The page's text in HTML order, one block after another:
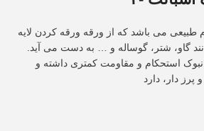
طبیعی می باشد که از ورقه ورقه کردن لایه
گاو، شتر، گوساله و … به دست می آید.
استحکام و مقاومت کمتری داشته و